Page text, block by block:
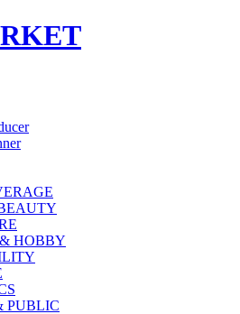
HOBBY
PUBLIC